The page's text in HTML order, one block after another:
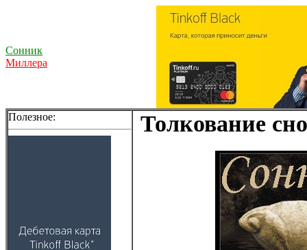
Сонник
Миллера
Полезное: Толкование